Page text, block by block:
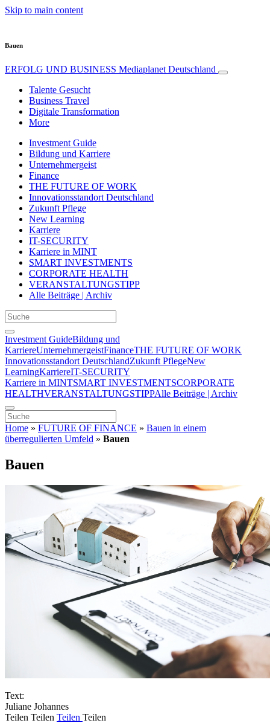
Skip to main content
Bauen
ERFOLG UND BUSINESS Mediaplanet Deutschland
Talente Gesucht
Business Travel
Digitale Transformation
More
Investment Guide
Bildung und Karriere
Unternehmergeist
Finance
THE FUTURE OF WORK
Innovationsstandort Deutschland
Zukunft Pflege
New Learning
Karriere
IT-SECURITY
Karriere in MINT
SMART INVESTMENTS
CORPORATE HEALTH
VERANSTALTUNGSTIPP
Alle Beiträge | Archiv
Investment GuideBildung und
KarriereUnternehmergeistFinanceTHE FUTURE OF WORK
Innovationsstandort DeutschlandZukunft PflegeNew
LearningKarriereIT-SECURITY
Karriere in MINTSMART INVESTMENTSCORPORATE
HEALTHVERANSTALTUNGSTIPPAlle Beiträge | Archiv
Home » FUTURE OF FINANCE » Bauen in einem
überregulierten Umfeld » Bauen
Bauen
Text:
Juliane Johannes
Teilen Teilen Teilen Teilen